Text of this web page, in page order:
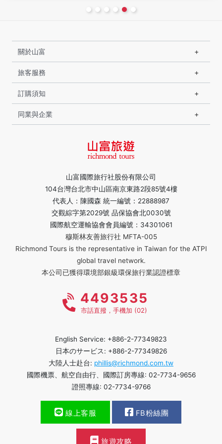
山富國際旅行社股份有限公司
104台灣台北市中山區南京東路2段85號4樓
代表人：陳國森 統一編號：22888987
交觀綜字第2029號 品保協會北0030號
國際航空運輸協會會員編號：34301061
穆斯林友善旅行社 MFTA-005
Richmond Tours is the representative in Taiwan for the ATPI
global travel network.
本公司已獲得環境部銀級環保旅行業認證標章
關於山富
旅客服務
訂購須知
同業與企業
4493535
市話直撥，手機加 (02)
English Service: +886-2-77349823
日本のサービス: +886-2-77349826
大陸人士赴台: phillis@richmond.com.tw
國際機票、航空自由行、國際訂房專線: 02-7734-9656
證照專線: 02-7734-9766
線上客服 FB粉絲團
旅遊攻略